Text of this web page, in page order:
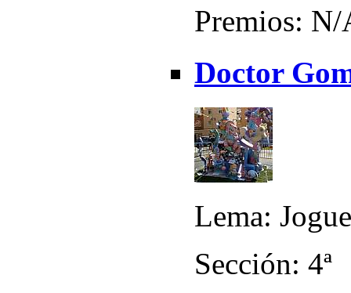
Premios: N/
Doctor
Lema:
Sección: 4ª